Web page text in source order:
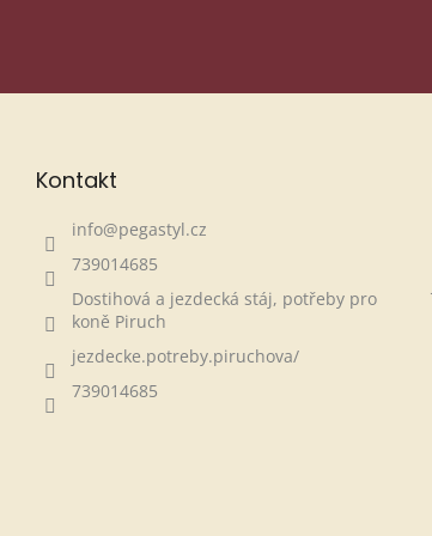
Kontakt
info@pegastyl.cz
739014685
Dostihová a jezdecká stáj, potřeby pro
koně Piruch
jezdecke.potreby.piruchova/
739014685